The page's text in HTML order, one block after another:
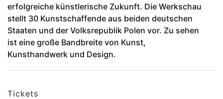
erfolgreiche künstlerische Zukunft. Die Werkschau
stellt 30 Kunstschaffende aus beiden deutschen
Staaten und der Volksrepublik Polen vor. Zu sehen
ist eine große Bandbreite von Kunst,
Kunsthandwerk und Design.
Tickets